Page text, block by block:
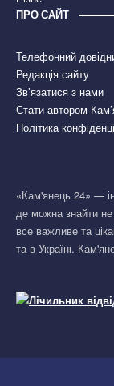
ПРО САЙТ
Телефонний
Редакція сайту
Зв’язатися з нами
Стати автором
Політика
«Кам'янець 24» —
де можна знайти
все важливе та
та в Україні.